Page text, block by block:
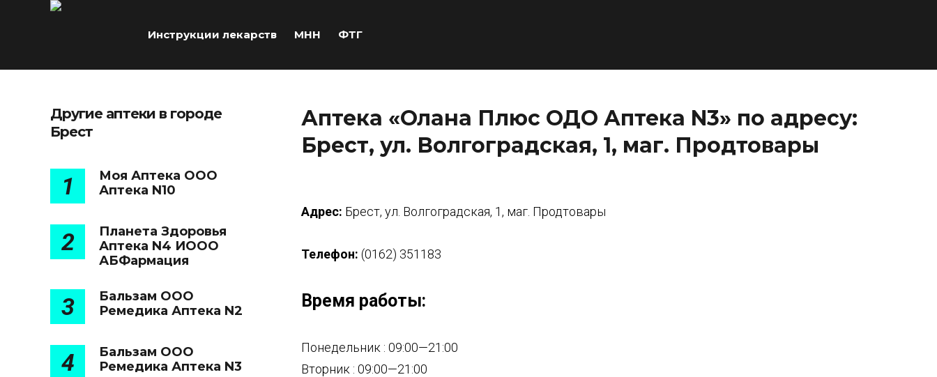
Инструкции лекарств МНН ФТГ
Аптека «Олана Плюс ОДО Аптека N3» по адресу:
Брест, ул. Волгоградская, 1, маг. Продтовары
Адрес: Брест, ул. Волгоградская, 1, маг. Продтовары
Телефон: (0162) 351183
Время работы:
Понедельник : 09:00—21:00
Вторник : 09:00—21:00
Другие аптеки в городе
Брест
1
Моя Аптека ООО
Аптека N10
2
Планета Здоровья
Аптека N4 ИООО
АБФармация
3
Бальзам ООО
Ремедика Аптека N2
4
Бальзам ООО
Ремедика Аптека N3